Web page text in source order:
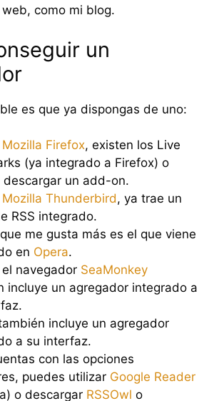
como mi blog.
un
es que ya dispongas de uno:
Mozilla Firefox, existen los Live
(ya integrado a Firefox) o
descargar un add-on.
Mozilla Thunderbird, ya trae un
RSS integrado.
me gusta más es el que viene
en Opera.
el navegador SeaMonkey
incluye un agregador integrado a
incluye un agregador
a su interfaz.
con las opciones
puedes utilizar Google Reader
o descargar RSSOwl o